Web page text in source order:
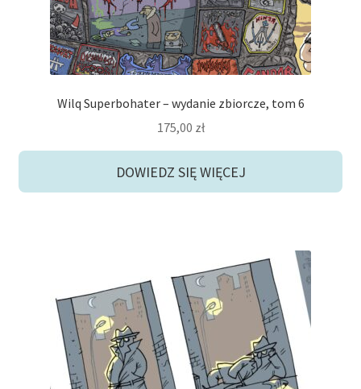
Wilq Superbohater – wydanie zbiorcze, tom 6
175,00 zł
DOWIEDZ SIĘ WIĘCEJ